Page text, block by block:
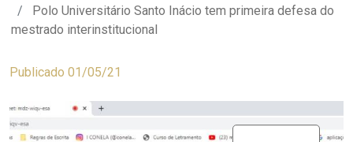
Polo Universitário Santo Inácio tem primeira defesa do
mestrado interinstitucional
Publicado 01/05/21